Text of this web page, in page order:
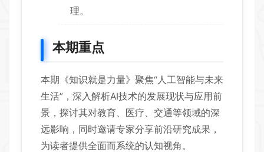
理。
本期重点
本期《知识就是力量》聚焦“人工智能与未来
生活”，深入解析AI技术的发展现状与应用前
景，探讨其对教育、医疗、交通等领域的深
远影响，同时邀请专家分享前沿研究成果，
为读者提供全面而系统的认知视角。